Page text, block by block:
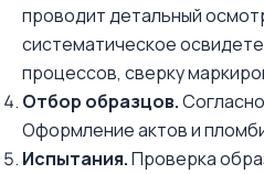
проводит детальный
систематическое
процессов, сверку
Отбор образцов.
Оформление актов и
Испытания.Проверка